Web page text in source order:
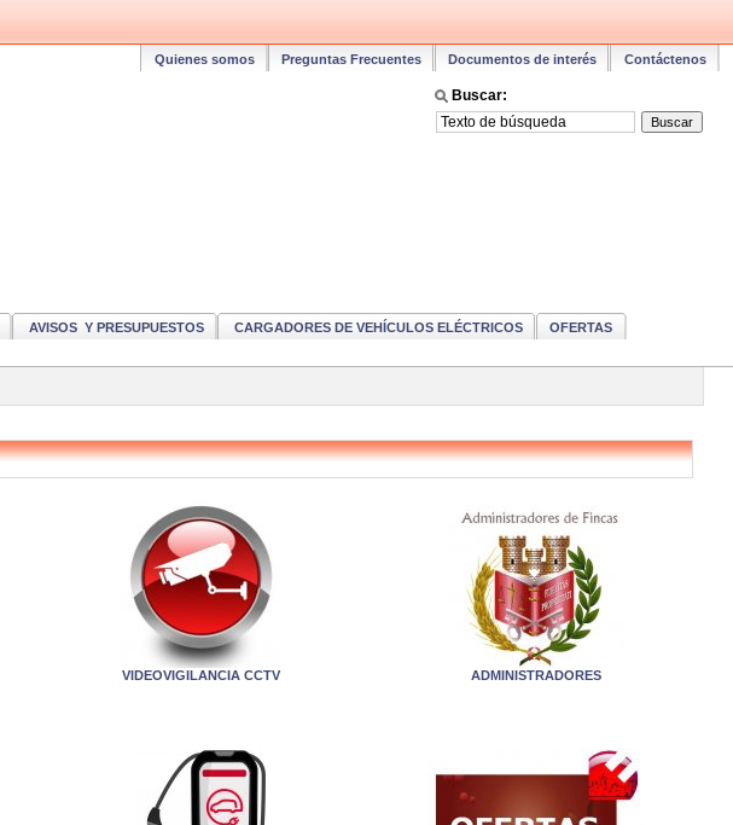
Quienes somos Preguntas Frecuentes Documentos de interés Contáctenos
Buscar:
AVISOS Y PRESUPUESTOS CARGADORES DE VEHÍCULOS ELÉCTRICOS
OFERTAS
VIDEOVIGILANCIA CCTV ADMINISTRADORES